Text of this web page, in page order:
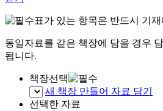
표가 있는 항목은 반드시 기
동일자료를 같은 책장에 담을 경우
됩니다.
책장선택
새 책장 만들어 자료 담기
선택한 자료